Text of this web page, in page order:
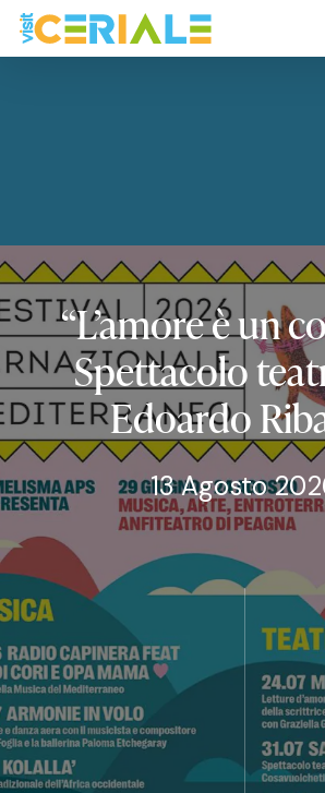
Vai
contenuto
“L’amoreèun
Spettacolo
Edoardo
13 Agosto